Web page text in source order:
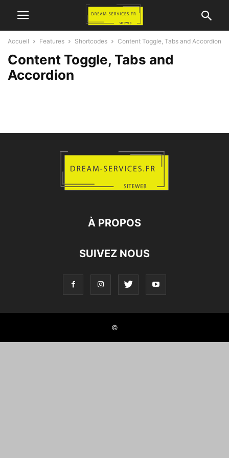
Accueil Features Shortcodes Content Toggle, Tabs and Accordion
Content Toggle, Tabs and
Accordion
À PROPOS
SUIVEZ NOUS
©